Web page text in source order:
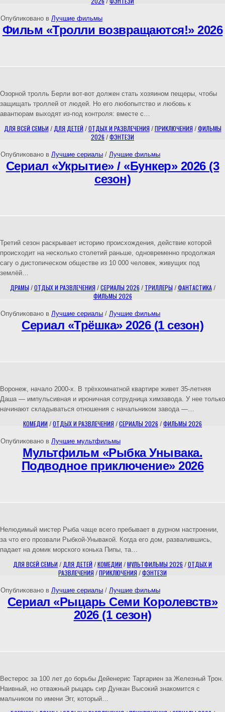
Опубликовано в Лучшие фильмы
Фильм «Тролли возвращаются!» 2026
Озорной тролль Берли вот-вот должен стать хозяином пещеры, чтобы
защищать троллей от людей. Но его любопытство и любовь к
авантюрам выходят из-под контроля: вместе с…
ДЛЯ ВСЕЙ СЕМЬИ / ДЛЯ ДЕТЕЙ /ОТДЫХ И РАЗВЛЕЧЕНИЯ /ПРИКЛЮЧЕНИЯ /ФИЛЬМЫ
2026 /ФЭНТЕЗИ
Опубликовано в Лучшие сериалы / Лучшие фильмы
Сериал «Укрытие» / «Бункер» 2026 (3
сезон)
Третий сезон раскрывает историю происхождения, действие которой
происходит на несколько столетий раньше, одновременно продолжая
сагу о дистопическом обществе из 10 000 человек, живущих под
землёй…
ДРАМЫ /ОТДЫХ И РАЗВЛЕЧЕНИЯ /СЕРИАЛЫ 2026 / ТРИЛЛЕРЫ /ФАНТАСТИКА/
ФИЛЬМЫ 2026
Опубликовано в Лучшие сериалы / Лучшие фильмы
Сериал «Трёшка» 2026 (1 сезон)
Воронеж, начало 2000-х. В трёхкомнатной квартире живет 35-летняя
Даша — импульсивная и ироничная сотрудница химзавода. У нее только
начинают складываться отношения с начальником завода —…
КОМЕДИИ /ОТДЫХ И РАЗВЛЕЧЕНИЯ /СЕРИАЛЫ 2026 /ФИЛЬМЫ 2026
Опубликовано в Лучшие мультфильмы
Мультфильм «Рыбка Унывака.
Подводное приключение» 2026
Нелюдимый мистер Рыба чаще всего пребывает в дурном настроении,
за что его прозвали Рыбкой-Унывакой. Когда его дом, развалившись,
падает на домик морского конька Пипы, та…
ДЛЯ ВСЕЙ СЕМЬИ / ДЛЯ ДЕТЕЙ /КОМЕДИИ /МУЛЬТФИЛЬМЫ 2026 /ОТДЫХ И
РАЗВЛЕЧЕНИЯ /ПРИКЛЮЧЕНИЯ /ФЭНТЕЗИ
Опубликовано в Лучшие сериалы / Лучшие фильмы
Сериал «Рыцарь Семи Королевств»
2026 (1 сезон)
Вестерос за 100 лет до борьбы Дейенерис Таргариен за Железный Трон.
Наивный, но отважный рыцарь сир Дункан Высокий знакомится с
мальчиком по имени Эгг, который…